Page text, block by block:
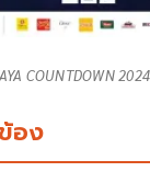
COUNTDOWN
อง